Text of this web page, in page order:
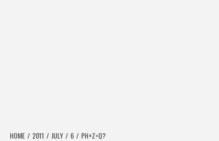
HOME 2011 JULY 6 PH+Z=Q?